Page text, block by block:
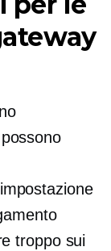
troppo sui